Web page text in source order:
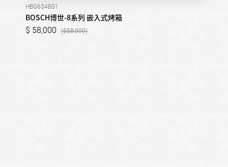
HBG634BS1
BOSCH博世-8系列 嵌入式烤箱
58,000 58,000